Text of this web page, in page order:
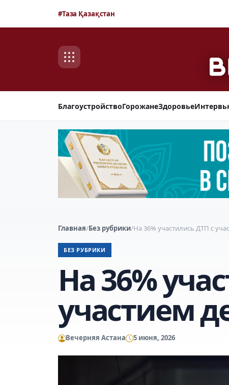
#Таза Қазақстан
БлагоустройствоГорожанеЗдоровье
Главная/Без рубрики/На 36% участились ДТП с
БЕЗ РУБРИКИ
На 36%
участием
Вечерняя Астана 5 июня, 2026